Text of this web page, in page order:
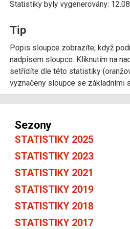
Statistiky byly vygenerovány:
Tip
Popis sloupce zobrazíte, když
nadpisem sloupce. Kliknutím na
setřídíte dle této statistiky
vyznačeny sloupce se základními
Sezony
STATISTIKY 2025
STATISTIKY 2023
STATISTIKY 2021
STATISTIKY 2019
STATISTIKY 2018
STATISTIKY 2017